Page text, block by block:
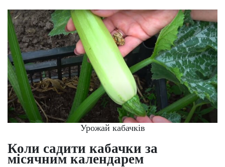
Урожай кабачків
Коли садити кабачки за
місячним календарем